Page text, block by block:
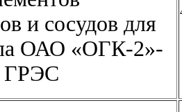
и сосудов для
ОАО «ОГК-2»-
ГРЭС